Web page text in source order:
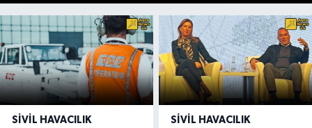
SIVIL HAVACILIK SIVIL HAVACILIK